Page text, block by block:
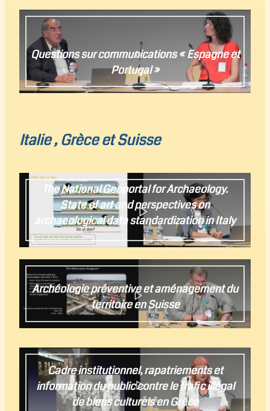
Questions sur communications « Espagne et
Portugal »
Italie , Grèce et Suisse
The National Geoportal for Archaeology.
State of art and perspectives on
archaeological data standardization in Italy
Archéologie préventive et aménagement du
territoire en Suisse
Paul Jobin
Cadre institutionnel, rapatriements et
information du public contre le trafic illégal
de biens culturels en Grèce